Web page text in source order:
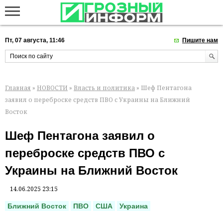
Пт, 07 августа, 11:46 Пишите нам
Главная » НОВОСТИ » Власть и политика » Шеф Пентагона
заявил о переброске средств ПВО с Украины на Ближний
Восток
Шеф Пентагона заявил о
переброске средств ПВО с
Украины на Ближний Восток
14.06.2025 23:15
Ближний Восток ПВО США Украина